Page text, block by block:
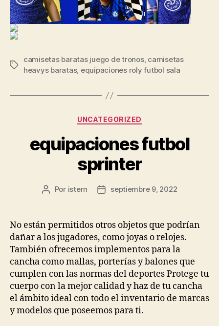
Etiquetas
camisetas baratas juego de tronos, camisetas
heavys baratas, equipaciones roly futbol sala
Categorías
UNCATEGORIZED
equipaciones futbol
sprinter
Autor
entrada
Por istern
Fecha
entrada
septiembre 9, 2022
No están permitidos otros objetos que podrían
dañar a los jugadores, como joyas o relojes.
También ofrecemos implementos para la
cancha como mallas, porterías y balones que
cumplen con las normas del deportes Protege tu
cuerpo con la mejor calidad y haz de tu cancha
el ámbito ideal con todo el inventario de marcas
y modelos que poseemos para ti.